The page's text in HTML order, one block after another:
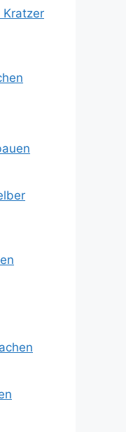
Kratzer